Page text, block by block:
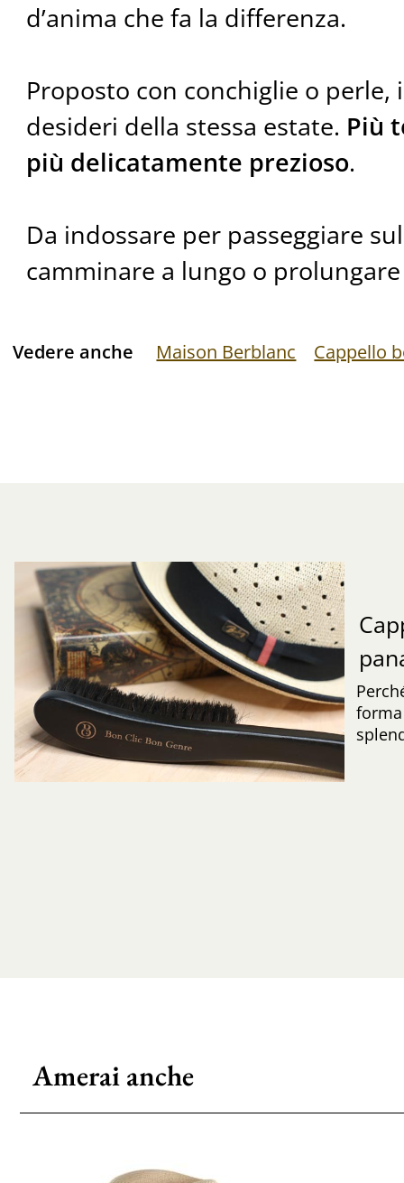
d’anima che fa la differenza.
Proposto con conchiglie o
desideri della stessa estate. Più
più delicatamente prezioso.
Da indossare per passeggiare
camminare a lungo o
Vedere anche Maison Berblanc Cappello
Amerai anche